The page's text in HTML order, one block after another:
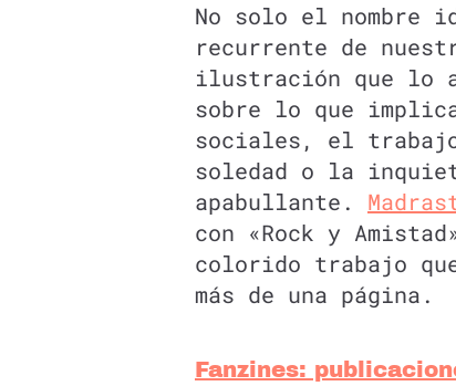
No solo el nombre
recurrente de
ilustración que lo
sobre lo que
sociales, el
soledad o la
apabullante.
con «Rock y
colorido trabajo
más de una página.
Fanzines: